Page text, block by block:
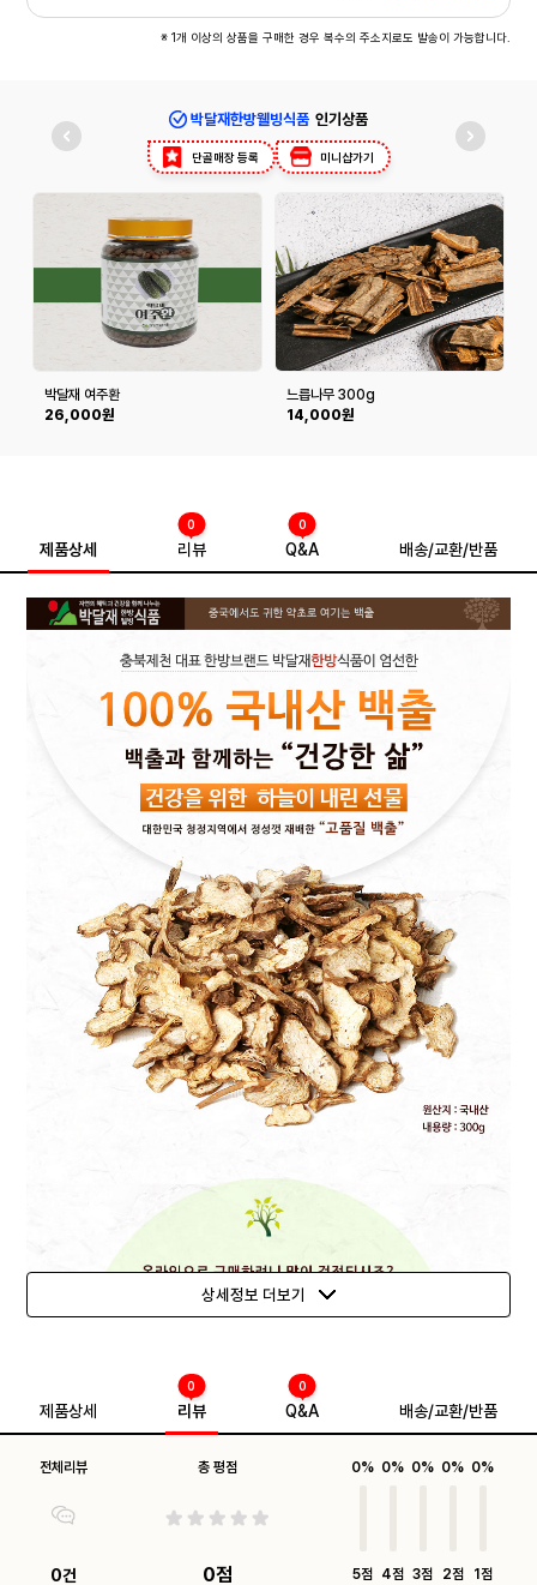
※ 1개 이상의 상품을 구매한 경우 복수의 주소지로도 발송이 가능합니다.
박달재한방웰빙식품 인기상품
단골매장 등록 미니샵가기
박달재 여주환
26,000원
느릅나무 300g
14,000원
제품상세 리뷰
0
Q&A
0
배송/교환/반품
상세정보 더보기
제품상세 리뷰
0
Q&A
0
배송/교환/반품
전체리뷰
0건
총 평점
0점
0%
5점
0%
4점
0%
3점
0%
2점
0%
1점